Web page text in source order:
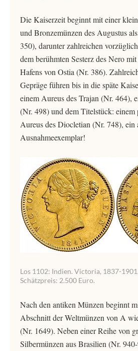
Die Kaiserzeit beginnt mit einer
und Bronzemünzen des Augustus
350), darunter zahlreichen
dem berühmten Sesterz des Nero
Hafens von Ostia (Nr. 386).
Gepräge führen bis in die späte
einem Aureus des Trajan (Nr. 464),
(Nr. 498) und dem Titelstück: einem
Aureus des Diocletian (Nr. 748), ein
Ausnahmeexemplar!
Los 1102: Indien. Victoria, 1837-
Schätzpreis: 2.500 Euro.
Nach den antiken Münzen beginnt
Abschnitt der Weltmünzen von A
(Nr. 1649). Neben einer Reihe von
Silbermünzen aus Brasilien (Nr.